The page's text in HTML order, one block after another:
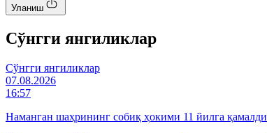
Уланиш
Cўнгги янгиликлар
Cўнгги янгиликлар
07.08.2026
16:57
Наманган шаҳрининг собиқ ҳокими 11 йилга қамалди